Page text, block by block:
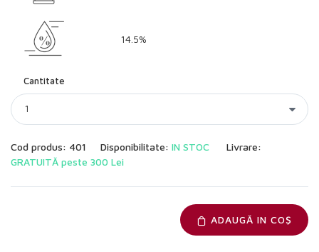
14.5%
Cantitate
Cod produs: 401 Disponibilitate: IN STOC
Livrare:
GRATUITĂ peste 300 Lei
ADAUGĂ IN COŞ